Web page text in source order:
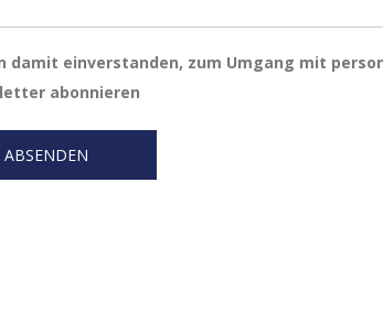
damit einverstanden, zum Umgang mit
abonnieren